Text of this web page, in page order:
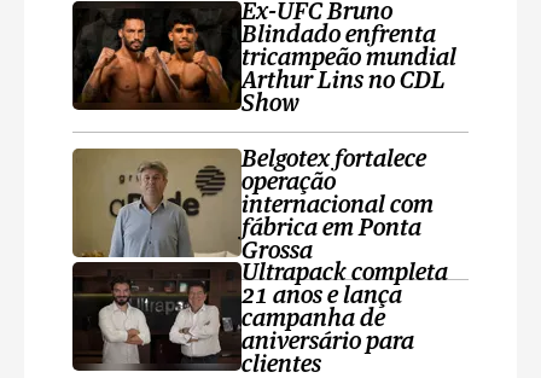
Ex-UFC Bruno
Blindado enfrenta
tricampeão mundial
Arthur Lins no CDL
Show
Belgotex fortalece
operação
internacional com
fábrica em Ponta
Grossa
Ultrapack completa
21 anos e lança
campanha de
aniversário para
clientes